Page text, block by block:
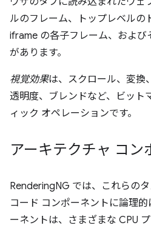
ルのフレーム、トップレベルの
iframe の各子フレーム、およ
があります。
視覚効果は、スクロール、変換
透明度、ブレンドなど、ビット
ィック オペレーションです。
アーキテクチャ コン
RenderingNG では、これらの
コード コンポーネントに論理
ーネントは、さまざまな CPU